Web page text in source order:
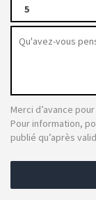
5
Merci d’avance
Pour information,
publié qu’après